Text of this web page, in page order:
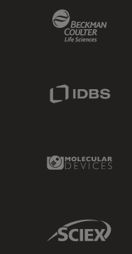
Molecular
Sciex Link